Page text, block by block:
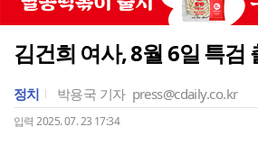
김건희 여사, 8월 6일 특검
정치 박용국 기자 press@cdaily.co.kr
입력 2025. 07. 23 17:34